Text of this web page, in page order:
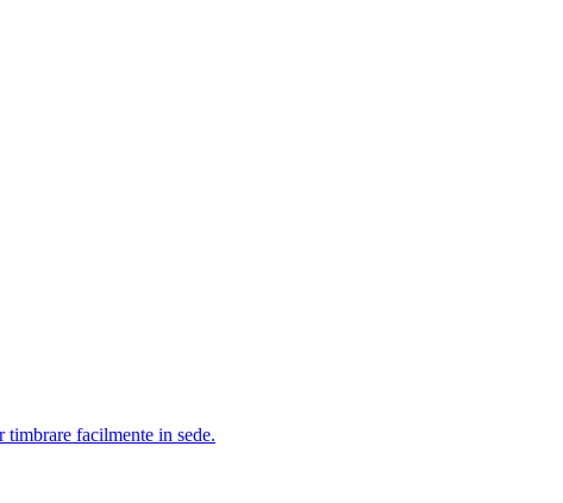
facilmente in sede.